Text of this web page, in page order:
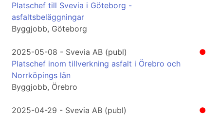
Platschef till Svevia i Göteborg -
asfaltsbeläggningar
Byggjobb, Göteborg
●
2025-05-08 - Svevia AB (publ)
Platschef inom tillverkning asfalt i Örebro och
Norrköpings län
Byggjobb, Örebro
●
2025-04-29 - Svevia AB (publ)